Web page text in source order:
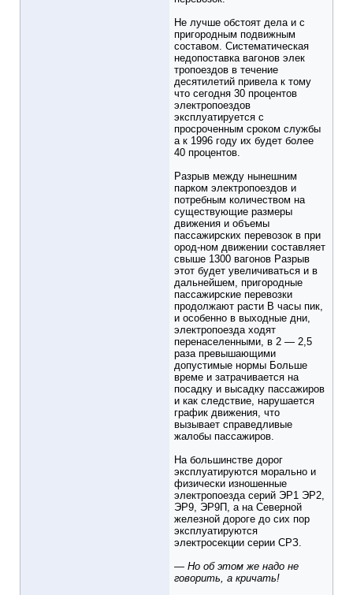
Не лучше обстоят дела и с
пригородным подвижным
составом. Систематическая
недопоставка вагонов элек
тропоездов в течение
десятилетий привела к тому
что сегодня 30 процентов
электропоездов
эксплуатируется с
просроченным сроком службы
а к 1996 году их будет более
40 процентов.
Разрыв между нынешним
парком электропоездов и
потребным количеством на
существующие размеры
движения и объемы
пассажирских перевозок в при
ород-ном движении составляет
свыше 1300 вагонов Разрыв
этот будет увеличиваться и в
дальнейшем, пригородные
пассажирские перевозки
продолжают расти В часы пик,
и особенно в выходные дни,
электропоезда ходят
перенаселенными, в 2 — 2,5
раза превышающими
допустимые нормы Больше
време и затрачивается на
посадку и высадку пассажиров
и как следствие, нарушается
график движения, что
вызывает справедливые
жалобы пассажиров.
На большинстве дорог
эксплуатируются морально и
физически изношенные
электропоезда серий ЭР1 ЭР2,
ЭР9, ЭР9П, а на Северной
железной дороге до сих пор
эксплуатируются
электросекции серии СРЗ.
— Но об этом же надо не
говорить, а кричать!